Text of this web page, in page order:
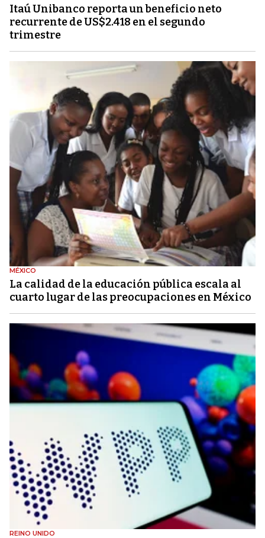
Itaú Unibanco reporta un beneficio neto
recurrente de US$2.418 en el segundo
trimestre
MÉXICO
La calidad de la educación pública escala al
cuarto lugar de las preocupaciones en México
REINO UNIDO